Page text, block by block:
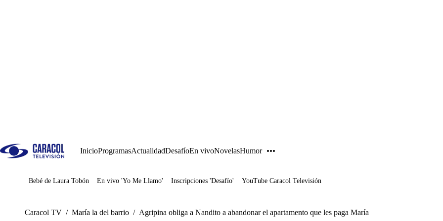
InicioProgramasActualidadDesafíoEn vivoNovelasHumor
Juegos
Bebé de Laura Tobón En vivo 'Yo Me Llamo' Inscripciones 'Desafío' YouTube Caracol Televisión
Caracol TV / María la del barrio / Agripina obliga a Nandito a abandonar el apartamento que les paga María